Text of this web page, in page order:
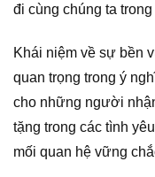
đi cùng chúng ta
Khái niệm về sự bền
quan trọng trong ý
cho những người
tặng trong các tình
mối quan hệ vững